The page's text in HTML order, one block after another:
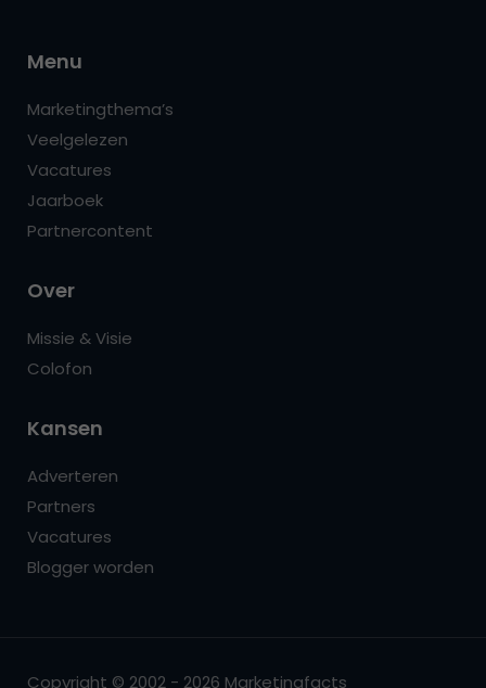
Menu
Marketingthema’s
Veelgelezen
Vacatures
Jaarboek
Partnercontent
Over
Missie & Visie
Colofon
Kansen
Adverteren
Partners
Vacatures
Blogger worden
Copyright © 2002 - 2026 Marketingfacts